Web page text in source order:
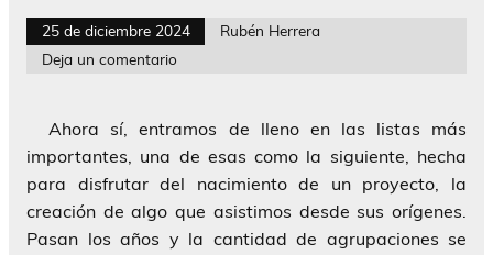
25 de diciembre 2024
Rubén Herrera
Deja un comentario
Ahora sí, entramos de lleno en las listas más
importantes, una de esas como la siguiente, hecha
para disfrutar del nacimiento de un proyecto, la
creación de algo que asistimos desde sus orígenes.
Pasan los años y la cantidad de agrupaciones se